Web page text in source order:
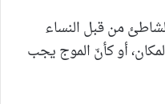
من قبل النساء
أو كأنّ الموج يجب